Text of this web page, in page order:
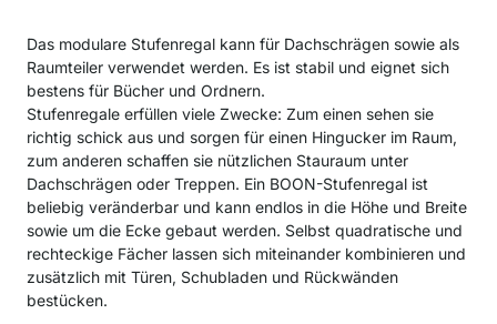
Das modulare Stufenregal kann für Dachschrägen sowie als
Raumteiler verwendet werden. Es ist stabil und eignet sich
bestens für Bücher und Ordnern.
Stufenregale erfüllen viele Zwecke: Zum einen sehen sie
richtig schick aus und sorgen für einen Hingucker im Raum,
zum anderen schaffen sie nützlichen Stauraum unter
Dachschrägen oder Treppen. Ein BOON-Stufenregal ist
beliebig veränderbar und kann endlos in die Höhe und Breite
sowie um die Ecke gebaut werden. Selbst quadratische und
rechteckige Fächer lassen sich miteinander kombinieren und
zusätzlich mit Türen, Schubladen und Rückwänden
bestücken.